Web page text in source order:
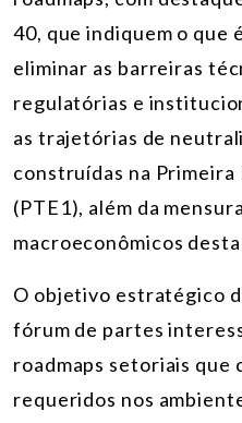
40, que indiquem o que
eliminar as barreiras
regulatórias e
as trajetórias de
construídas na Primeira
(PTE1), além da
macroeconômicos
O objetivo estratégico
fórum de partes
roadmaps setoriais que
requeridos nos